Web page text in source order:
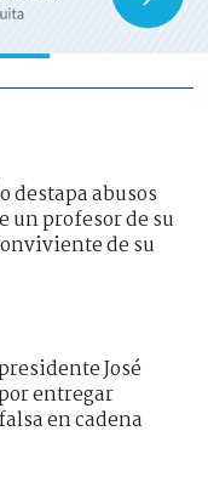
destapa abusos
un profesor de su
de su
José
entregar
en cadena